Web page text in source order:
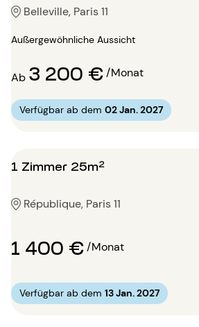
Belleville, Paris 11
Außergewöhnliche Aussicht
Ab 3 200 €/Monat
Verfügbar ab dem 02 Jan. 2027
1 Zimmer 25m²
République, Paris 11
1 400 €/Monat
Verfügbar ab dem 13 Jan. 2027